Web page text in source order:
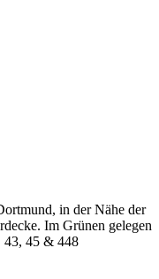
in der Nähe der
Im Grünen gelegen
43, 45 & 448